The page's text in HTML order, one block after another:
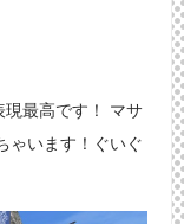
現最高です！ マサ
ゃいます！ぐいぐ